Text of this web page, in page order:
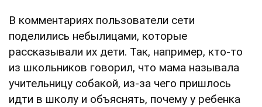
В комментариях пользователи сети
поделились небылицами, которые
рассказывали их дети. Так, например, кто-то
из школьников говорил, что мама называла
учительницу собакой, из-за чего пришлось
идти в школу и объяснять, почему у ребенка